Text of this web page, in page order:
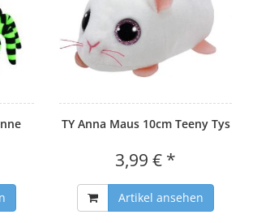
TY Anna Maus 10cm Teeny Tys
3,99 € *
Artikel ansehen